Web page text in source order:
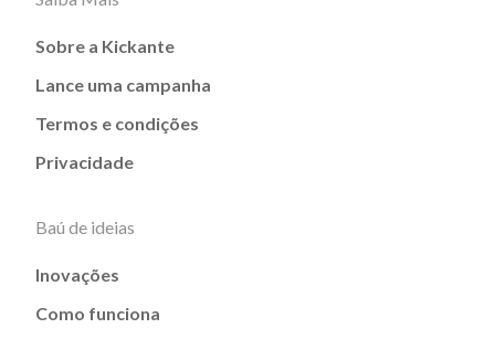
Sobre a Kickante
Lance uma campanha
Termos e condições
Privacidade
Baú de ideias
Inovações
Como funciona